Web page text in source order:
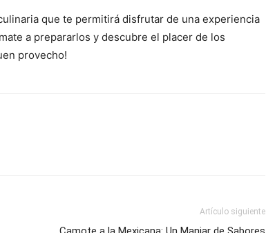
que te permitirá disfrutar de una experiencia
a prepararlos y descubre el placer de los
provecho!
Artículo siguiente